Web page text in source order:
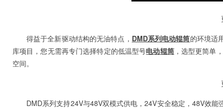
得益于全新驱动结构的无油特点， DMD系列电动辊筒的环境适
库项目，您无需再专门选择特定的低温型号电动辊筒，选型更简单
空间。
DMD系列支持24V与48V双模式供电，24V安全稳定，48V效